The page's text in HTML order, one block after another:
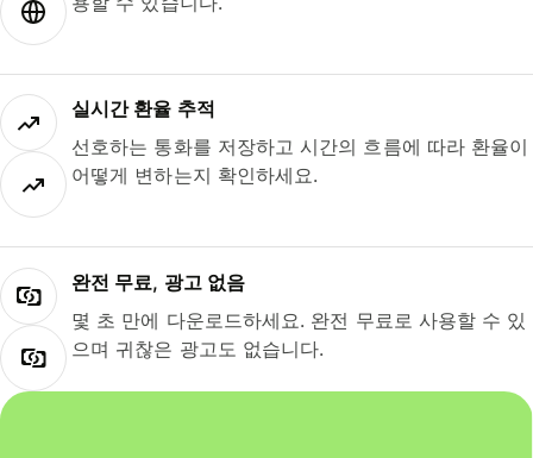
실시간 환율 추적
선호하는 통화를 저장하고 시간의 흐름에 따라 환율이
어떻게 변하는지 확인하세요.
완전 무료, 광고 없음
몇 초 만에 다운로드하세요. 완전 무료로 사용할 수 있
으며 귀찮은 광고도 없습니다.